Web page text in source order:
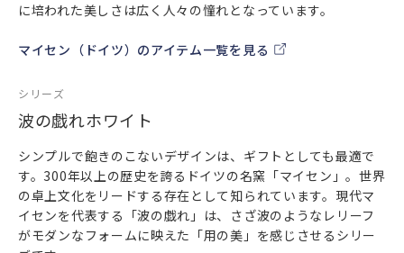
に培われた美しさは広く人々の憧れとなっています。
マイセン（ドイツ）のアイテム一覧を見る
シリーズ
波の戯れホワイト
シンプルで飽きのこないデザインは、ギフトとしても最適で
す。300年以上の歴史を誇るドイツの名窯「マイセン」。世界
の卓上文化をリードする存在として知られています。現代マ
イセンを代表する「波の戯れ」は、さざ波のようなレリーフ
がモダンなフォームに映えた「用の美」を感じさせるシリー